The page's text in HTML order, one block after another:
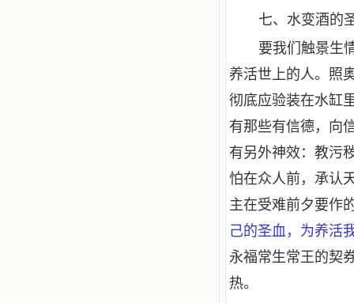
七、水变酒的
要我们触景生
养活世上的人。照
彻底应验装在水缸
有那些有信德，向
有另外神效：教污
怕在众人前，承认
主在受难前夕要作
己的圣血，为养活
永福常生常王的契
热。